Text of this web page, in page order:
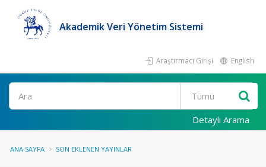
Akademik Veri Yönetim Sistemi
Araştırmacı Girişi English
Ara
Detaylı Arama
ANA SAYFA SON EKLENEN YAYINLAR